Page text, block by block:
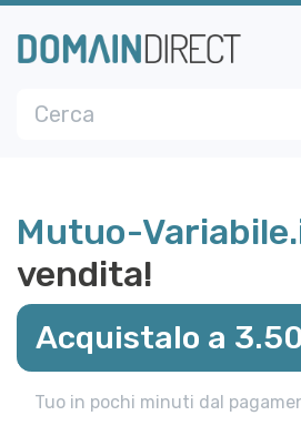
Mutuo-
vendita!
Acquistalo a
Tuo in pochi minuti dal